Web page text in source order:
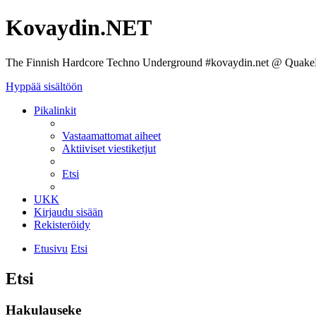
Kovaydin.NET
The Finnish Hardcore Techno Underground #kovaydin.net @
Hyppää sisältöön
Pikalinkit
Vastaamattomat aiheet
Aktiiviset viestiketjut
Etsi
UKK
Kirjaudu sisään
Rekisteröidy
Etusivu Etsi
Etsi
Hakulauseke